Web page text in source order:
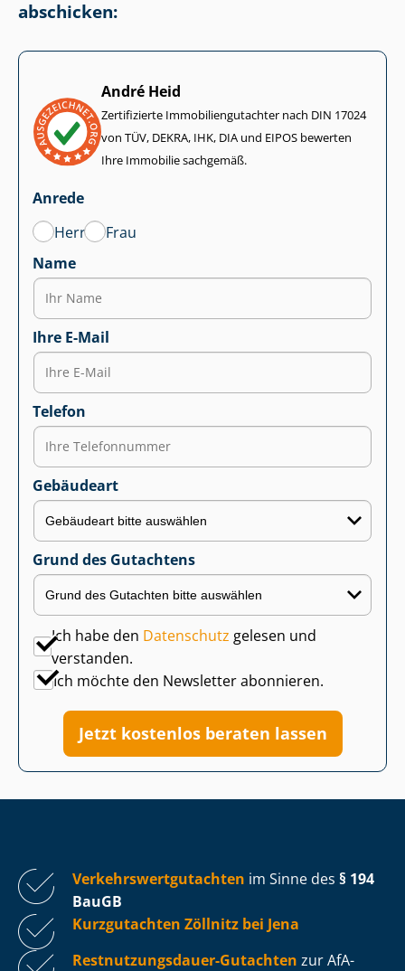
abschicken:
André Heid
Zertifizierte Im­mo­bi­li­en­gut­ach­ter nach DIN 17024
von TÜV, DEKRA, IHK, DIA und EIPOS bewerten
Ihre Immobilie sachgemäß.
Anrede
Herr
Frau
Name
Ihre E-Mail
Telefon
Gebäudeart
Grund des Gutachtens
Ich habe den Datenschutz gelesen und
verstanden.
Ich möchte den Newsletter abonnieren.
Jetzt kostenlos beraten lassen
Ver­kehrs­wert­gut­ach­ten im Sinne des § 194
BauGB
Kurzgutachten Zöllnitz bei Jena
Rest­nut­zungs­dau­er-Gutachten zur AfA-